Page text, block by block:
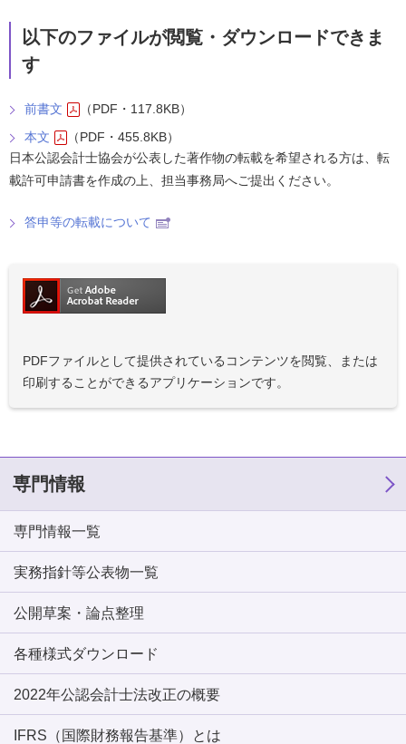
以下のファイルが閲覧・ダウンロードできま
す
前書文
（PDF・117.8KB）
本文
（PDF・455.8KB）
日本公認会計士協会が公表した著作物の転載を希望される方は、転
載許可申請書を作成の上、担当事務局へご提出ください。
答申等の転載について
PDFファイルとして提供されているコンテンツを閲覧、または
印刷することができるアプリケーションです。
専門情報
専門情報一覧
実務指針等公表物一覧
公開草案・論点整理
各種様式ダウンロード
2022年公認会計士法改正の概要
IFRS（国際財務報告基準）とは